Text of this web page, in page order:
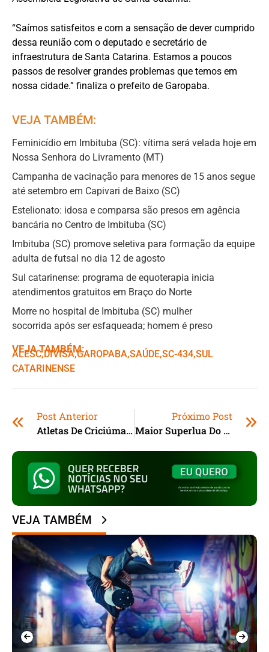
“Saímos satisfeitos e com a sensação de dever cumprido
dessa reunião com o deputado e secretário de
infraestrutura de Santa Catarina. Estamos a poucos
passos de resolver grandes problemas que temos em
nossa cidade.” finaliza o prefeito de Garopaba.
VEJA TAMBÉM:
Feminicídio em Imbituba (SC): vítima será velada hoje em
Nossa Senhora do Livramento (MT)
Campanha de vacinação para menores de 15 anos segue
até setembro em Capivari de Baixo (SC)
Estelionato: idosa e comparsa são presos em agência
bancária no Centro de Imbituba (SC)
Imbituba (SC) promove seletiva para formação da equipe
adulta de futsal no dia 12 de agosto
Sul catarinense: programa de equoterapia inicia
atendimentos gratuitos em Braço do Norte
Morre no hospital de Imbituba (SC) mulher
socorrida após ser esfaqueada; homem é preso
VEJA TAMBÉM:
ALESC,ㅤDIVISA,ㅤGAROPABA,ㅤSAÚDE,ㅤSC-434,ㅤSUL
CATARINENSE
Post Anterior
Atletas De Criciúma (SC) Participarão Do Campeonato Brasileiro De Skate
Próximo Post
Maior Superlua Do Ano Pode Ser Vista Hoje
VEJA TAMBÉM